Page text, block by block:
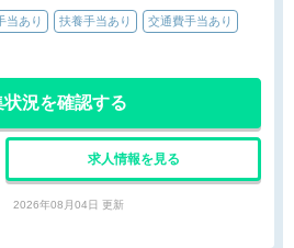
当あり 扶養手当あり 交通費手当あり
状況を確認する
求人情報を見る
2026年08月04日 更新